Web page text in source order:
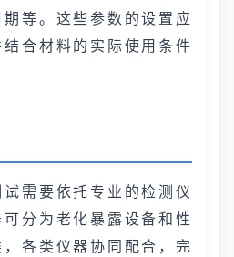
等。这些参数的设置应
合材料的实际使用条件
需要依托专业的检测仪
分为老化暴露设备和性
各类仪器协同配合，完